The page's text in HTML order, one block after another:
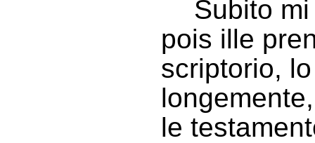
Subito
pois ille
scriptorio,
le